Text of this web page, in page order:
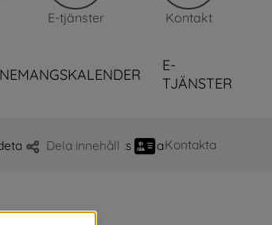
E-tjänster Kontakt
E-
TJÄNSTER
för Håcksviks skola
Dela innehåll Kontakta